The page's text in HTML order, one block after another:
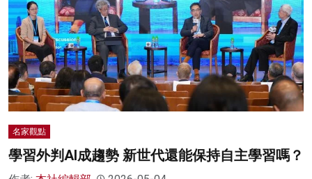
科技
影片
名家榜
灼見活動
名家觀點
學習外判AI成趨勢 新世代還能保持自主學習嗎？